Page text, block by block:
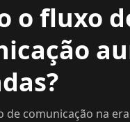
o fluxo
de comunicação na